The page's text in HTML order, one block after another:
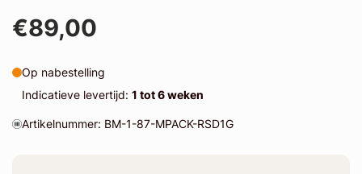
€89,00
Op nabestelling
Indicatieve levertijd: 1 tot 6 weken
Artikelnummer: BM-1-87-MPACK-RSD1G